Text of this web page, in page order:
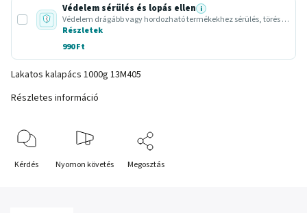
Védelem sérülés és lopás ellen i
Védelem drágább vagy hordozható termékekhez sérülés, törés vagy lopás esetére.
Részletek
990 Ft
Lakatos kalapács 1000g 13M405
Részletes információ
Kérdés Nyomon követés Megosztás